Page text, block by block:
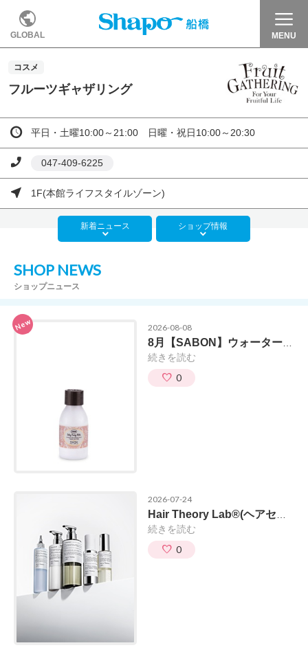
GLOBAL MENU
コスメ
フルーツギャザリング
平日・土曜10:00～21:00 日曜・祝日10:00～20:30
047-409-6225
1F(本館ライフスタイルゾーン)
新着ニュース ショップ情報
SHOP NEWS
ショップニュース
New 2026-08-08
続きを読む
0
2026-07-24
続きを読む
0